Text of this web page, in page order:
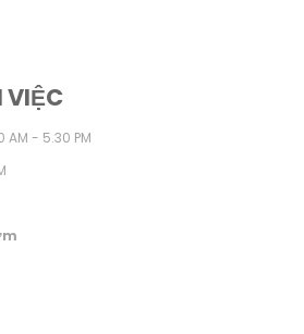
VIỆC
- 5.30 PM